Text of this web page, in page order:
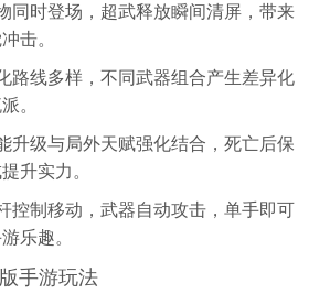
同时登场，超武释放瞬间清屏，带来
击。
路线多样，不同武器组合产生差异化
。
升级与局外天赋强化结合，死亡后保
升实力。
控制移动，武器自动攻击，单手即可
乐趣。
手游玩法